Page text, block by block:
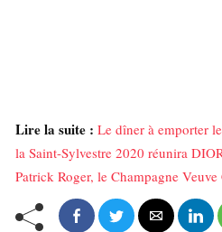
Lire la suite : Le dîner à emporter
la Saint-Sylvestre 2020 réunira
Patrick Roger, le Champagne